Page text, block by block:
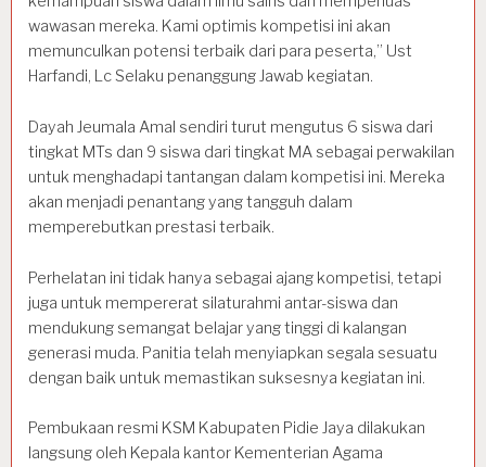
wawasan mereka. Kami optimis kompetisi ini akan
memunculkan potensi terbaik dari para peserta,” Ust
Harfandi, Lc Selaku penanggung Jawab kegiatan.
Dayah Jeumala Amal sendiri turut mengutus 6 siswa dari
tingkat MTs dan 9 siswa dari tingkat MA sebagai perwakilan
untuk menghadapi tantangan dalam kompetisi ini. Mereka
akan menjadi penantang yang tangguh dalam
memperebutkan prestasi terbaik.
Perhelatan ini tidak hanya sebagai ajang kompetisi, tetapi
juga untuk mempererat silaturahmi antar-siswa dan
mendukung semangat belajar yang tinggi di kalangan
generasi muda. Panitia telah menyiapkan segala sesuatu
dengan baik untuk memastikan suksesnya kegiatan ini.
Pembukaan resmi KSM Kabupaten Pidie Jaya dilakukan
langsung oleh Kepala kantor Kementerian Agama